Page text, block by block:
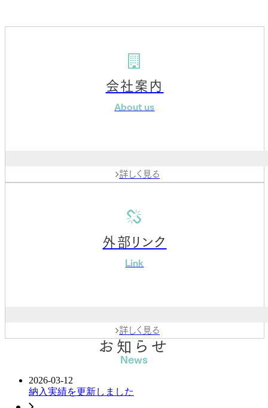

会社案内
About us
詳しく見る

外部リンク
Link
詳しく見る
お知らせ
News
2026-03-12
納入実績を更新しました